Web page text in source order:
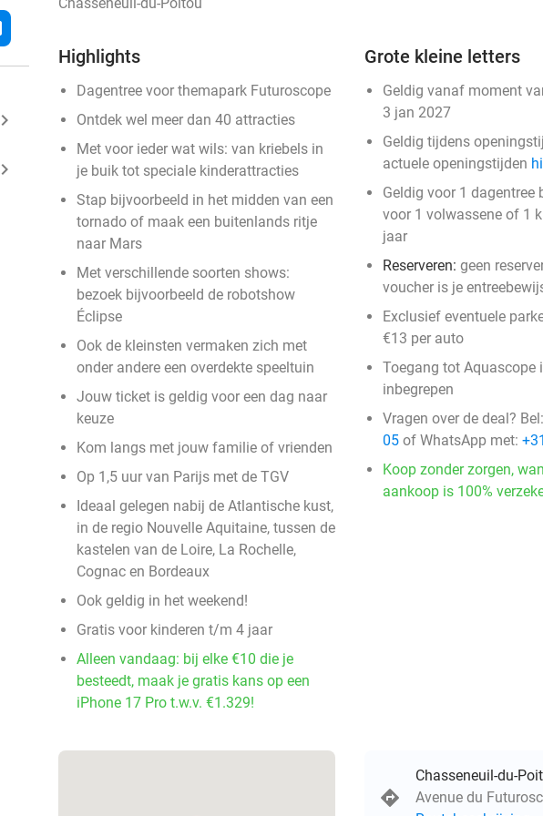
keyboard_arrow_right
keyboard_arrow_right
Highlights
Dagentree voor themapark Futuroscope
Ontdek wel meer dan 40 attracties
Met voor ieder wat wils: van kriebels in
je buik tot speciale kinderattracties
Stap bijvoorbeeld in het midden van een
tornado of maak een buitenlands ritje
naar Mars
Met verschillende soorten shows:
bezoek bijvoorbeeld de robotshow
Éclipse
Ook de kleinsten vermaken zich met
onder andere een overdekte speeltuin
Jouw ticket is geldig voor een dag naar
keuze
Kom langs met jouw familie of vrienden
Op 1,5 uur van Parijs met de TGV
Ideaal gelegen nabij de Atlantische kust,
in de regio Nouvelle Aquitaine, tussen de
kastelen van de Loire, La Rochelle,
Cognac en Bordeaux
Ook geldig in het weekend!
Gratis voor kinderen t/m 4 jaar
Alleen vandaag: bij elke €10 die je
besteedt, maak je gratis kans op een
iPhone 17 Pro t.w.v. €1.329!
Grote kleine letters
Geldig vanaf moment
3 jan 2027
Geldig tijdens
actuele openingstijden
Geldig voor 1 dagentree
voor 1 volwassene of 1
jaar
Reserveren: geen
voucher is je
Exclusief eventuele
€13 per auto
Toegang tot Aquascope
inbegrepen
Vragen over de deal? Bel:
05 of WhatsApp met:
Koop zonder zorgen,
aankoop is 100%
Chasseneuil-du-
Avenue du